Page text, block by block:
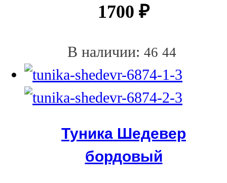
1700 ₽
В наличии: 46 44
Туника Шедевер
бордовый